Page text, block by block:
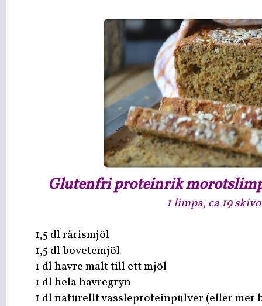
Glutenfri proteinrik
1 limpa, ca 19
1,5 dl rårismjöl
1,5 dl bovetemjöl
1 dl havre malt till ett mjöl
1 dl hela havregryn
1 dl naturellt vassleproteinpulver (eller mer